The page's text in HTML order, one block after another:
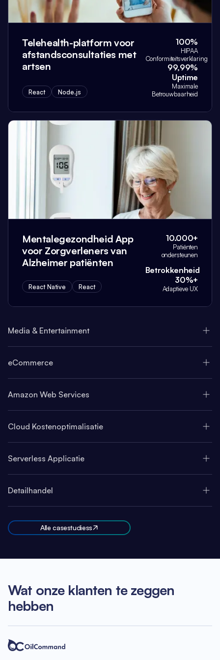
Telehealth-platform voor
afstandsconsultaties met
artsen
React Node.js
100%
HIPAA
Conformiteitsverklaring
99,99%
Uptime
Maximale
Betrouwbaarheid
Mentalegezondheid App
voor Zorgverleners van
Alzheimer patiënten
React Native React
10.000+
Patiënten
ondersteunen
Betrokkenheid
30%+
Adaptieve UX
Media & Entertainment
eCommerce
Amazon Web Services
Cloud Kostenoptimalisatie
Serverless Applicatie
Detailhandel
Alle casestudiess
Wat onze klanten te zeggen
hebben